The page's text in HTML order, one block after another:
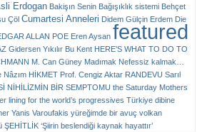
Erdogan Bakişın Senin Bağışıklık sistemi Behçet
Çöl Cumartesi Anneleri Didem Gülçin Erdem Die
ALLAN POE Eren Aysan featured
Gidersen Yıkılır Bu Kent HERE’S WHAT TO DO TO
M. Can Güney Madımak Nefessiz kalmak…
Nâzım HİKMET Prof. Cengiz Aktar RANDEVU Sarıl
NİHİLİZMİN BİR SEMPTOMU the Saturday Mothers
lining for the world’s progressives Türkiye dibine
Yanis Varoufakis yüreğimde bir avuç volkan
ŞEHİTLİK ‘Şiirin beslendiği kaynak hayattır’